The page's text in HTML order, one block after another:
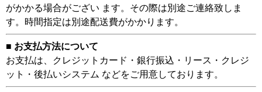
がかかる場合がござい ます。その際は別途ご連絡致しま
す。時間指定は別途配送費がかかります。
■ お支払方法について
お支払は、クレジットカード・銀行振込・リース・クレジ
ット・後払いシステム などをご用意しております。